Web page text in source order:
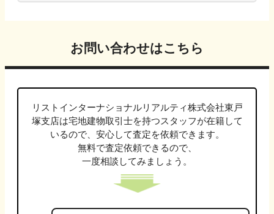
お問い合わせはこちら
リストインターナショナルリアルティ株式会社東戸
塚支店は宅地建物取引士を持つスタッフが在籍して
いるので、安心して査定を依頼できます。
無料で査定依頼できるので、
一度相談してみましょう。